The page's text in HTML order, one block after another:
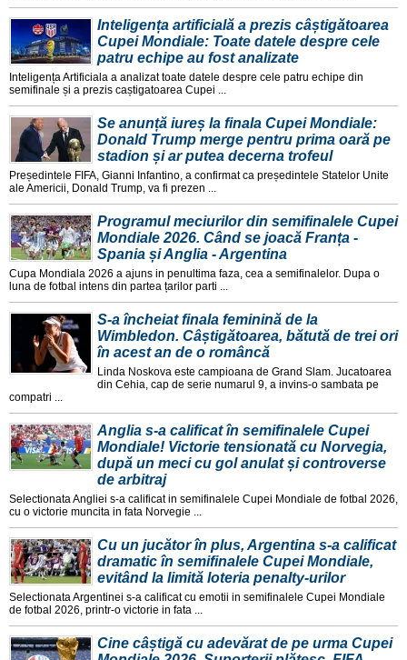
Inteligența artificială a prezis câștigătoarea
Cupei Mondiale: Toate datele despre cele
patru echipe au fost analizate
Inteligența Artificiala a analizat toate datele despre cele patru echipe din
semifinale și a prezis caștigatoarea Cupei ...
Se anunță iureș la finala Cupei Mondiale:
Donald Trump merge pentru prima oară pe
stadion și ar putea decerna trofeul
Președintele FIFA, Gianni Infantino, a confirmat ca președintele Statelor Unite
ale Americii, Donald Trump, va fi prezen ...
Programul meciurilor din semifinalele Cupei
Mondiale 2026. Când se joacă Franța -
Spania și Anglia - Argentina
Cupa Mondiala 2026 a ajuns in penultima faza, cea a semifinalelor. Dupa o
luna de fotbal intens din partea țarilor parti ...
S-a încheiat finala feminină de la
Wimbledon. Câștigătoarea, bătută de trei ori
în acest an de o româncă
Linda Noskova este campioana de Grand Slam. Jucatoarea
din Cehia, cap de serie numarul 9, a invins-o sambata pe
compatri ...
Anglia s-a calificat în semifinalele Cupei
Mondiale! Victorie tensionată cu Norvegia,
după un meci cu gol anulat și controverse
de arbitraj
Selectionata Angliei s-a calificat in semifinalele Cupei Mondiale de fotbal 2026,
cu o victorie muncita in fata Norvegie ...
Cu un jucător în plus, Argentina s-a calificat
dramatic în semifinalele Cupei Mondiale,
evitând la limită loteria penalty-urilor
Selectionata Argentinei s-a calificat cu emotii in semifinalele Cupei Mondiale
de fotbal 2026, printr-o victorie in fata ...
Cine câștigă cu adevărat de pe urma Cupei